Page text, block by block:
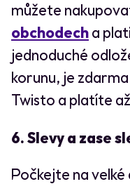
můžete
obchodecha
jednoduché
korunu, je
Twisto a platíte
6.Slevy a zase
Počkejte na velké